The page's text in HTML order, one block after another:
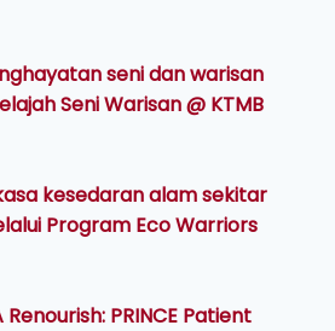
seni dan warisan
Seni Warisan @ KTMB
kesedaran alam sekitar
Program Eco Warriors
Renourish: PRINCE Patient